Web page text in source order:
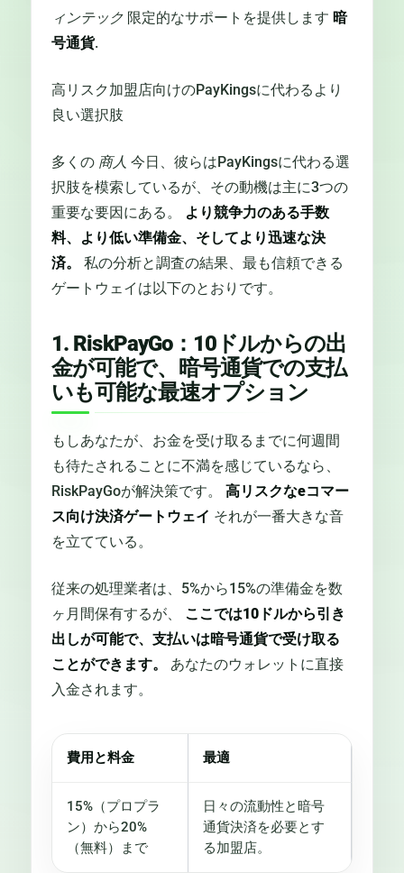
ィンテック 限定的なサポートを提供します 暗
号通貨.
高リスク加盟店向けのPayKingsに代わるより
良い選択肢
多くの 商人 今日、彼らはPayKingsに代わる選
択肢を模索しているが、その動機は主に3つの
重要な要因にある。
より競争力のある手数
料、より低い準備金、そしてより迅速な決
済。
私の分析と調査の結果、最も信頼できる
ゲートウェイは以下のとおりです。
1. RiskPayGo：10ドルからの出
金が可能で、暗号通貨での支払
いも可能な最速オプション
もしあなたが、お金を受け取るまでに何週間
も待たされることに不満を感じているなら、
RiskPayGoが解決策です。 高リスクなeコマー
ス向け決済ゲートウェイ それが一番大きな音
を立てている。
従来の処理業者は、5%から15%の準備金を数
ヶ月間保有するが、 ここでは10ドルから引き
出しが可能で、支払いは暗号通貨で受け取る
ことができます。 あなたのウォレットに直接
入金されます。
費用と料金 最適
15%（プロプラ
ン）から20%
（無料）まで
日々の流動性と暗号
通貨決済を必要とす
る加盟店。